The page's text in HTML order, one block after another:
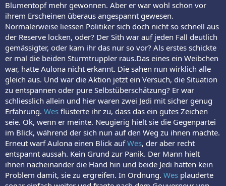
Blumentopf mehr gewonnen. Aber er war wohl schon vor
ihrem Erscheinen überaus angespannt gewesen.
Normalerweise liessen Politiker sich doch nicht so schnell aus
der Reserve locken, oder? Der Sith war auf jeden Fall deutlich
gemässigter, oder kam ihr das nur so vor? Als erstes schickte
er mal die beiden Sturmtruppler raus.Das eines ein Weibchen
war, hatte Aulona nicht erkannt. Die sahen nun wirklich alle
gleich aus. Und war die Aktion jetzt ein Versuch, die Situation
zu entspannen oder pure Selbstüberschätzung? Er war
schliesslich allein und hier waren zwei Jedi mit sicher genug
Erfahrung. Wes flüsterte ihr zu, dass das ein gutes Zeichen
seie. Ok, wenn er meinte. Neugierig hielt sie die Gegenpartei
im Blick, während der sich nun auf den Weg zu ihnen machte.
Erneut warf Aulona einen Blick aufWes, der aber recht
entspannt aussah. Kein Grund zur Panik. Der Mann hielt
ihnen nacheinander die Hand hin und beide Jedi hatten kein
Problem damit, sie zu ergreifen. In Ordnung. Wes plauderte